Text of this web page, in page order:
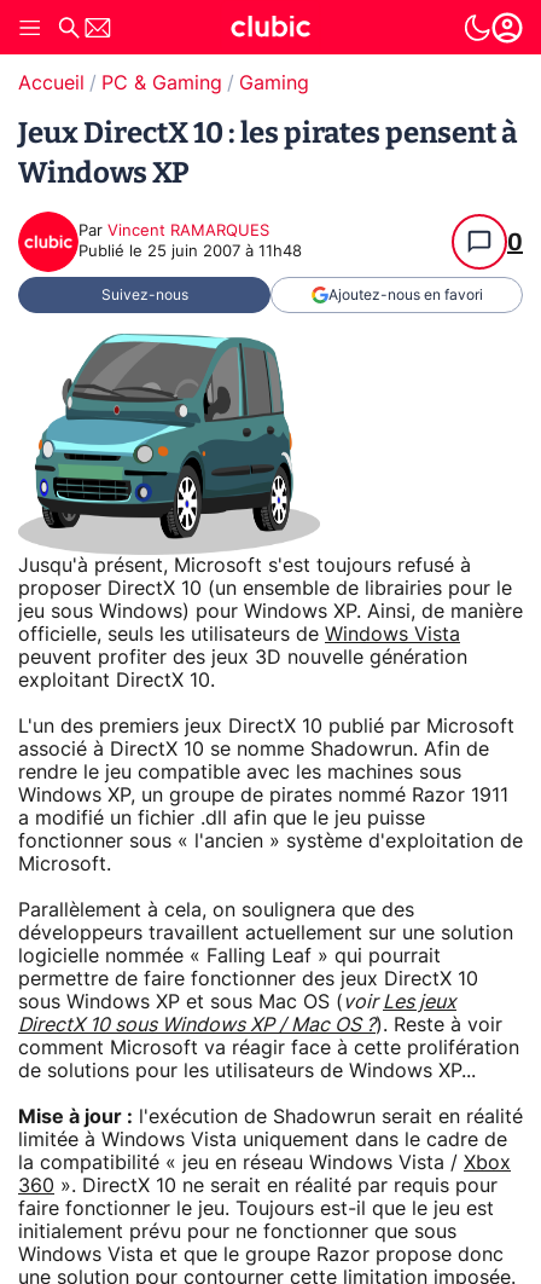
Accueil PC & Gaming Gaming
Jeux DirectX 10 : les pirates pensent à
Windows XP
Par Vincent RAMARQUES
Publié le 25 juin 2007 à 11h48 0
Suivez-nous Ajoutez-nous en favori
Jusqu'à présent, Microsoft s'est toujours refusé à
proposer DirectX 10 (un ensemble de librairies pour le
jeu sous Windows) pour Windows XP. Ainsi, de manière
officielle, seuls les utilisateurs de Windows Vista
peuvent profiter des jeux 3D nouvelle génération
exploitant DirectX 10.
L'un des premiers jeux DirectX 10 publié par Microsoft
associé à DirectX 10 se nomme Shadowrun. Afin de
rendre le jeu compatible avec les machines sous
Windows XP, un groupe de pirates nommé Razor 1911
a modifié un fichier .dll afin que le jeu puisse
fonctionner sous « l'ancien » système d'exploitation de
Microsoft.
Parallèlement à cela, on soulignera que des
développeurs travaillent actuellement sur une solution
logicielle nommée « Falling Leaf » qui pourrait
permettre de faire fonctionner des jeux DirectX 10
sous Windows XP et sous Mac OS (voirLes jeux
DirectX 10 sous Windows XP / Mac OS ?). Reste à voir
comment Microsoft va réagir face à cette prolifération
de solutions pour les utilisateurs de Windows XP...
Mise à jour : l'exécution de Shadowrun serait en réalité
limitée à Windows Vista uniquement dans le cadre de
la compatibilité « jeu en réseau Windows Vista / Xbox
360 ». DirectX 10 ne serait en réalité par requis pour
faire fonctionner le jeu. Toujours est-il que le jeu est
initialement prévu pour ne fonctionner que sous
Windows Vista et que le groupe Razor propose donc
une solution pour contourner cette limitation imposée.